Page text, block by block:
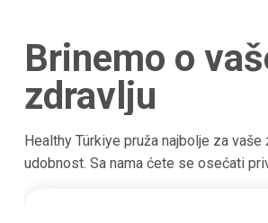
Brinemo o
zdravlju
Healthy Türkiye pruža najbolje za vaše
udobnost. Sa nama ćete se osećati